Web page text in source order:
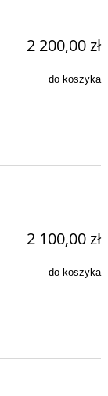
2 200,00 zł
do koszyka
2 100,00 zł
do koszyka